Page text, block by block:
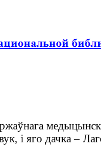
і яго дачка –